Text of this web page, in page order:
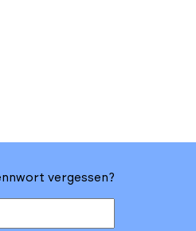
vergessen?